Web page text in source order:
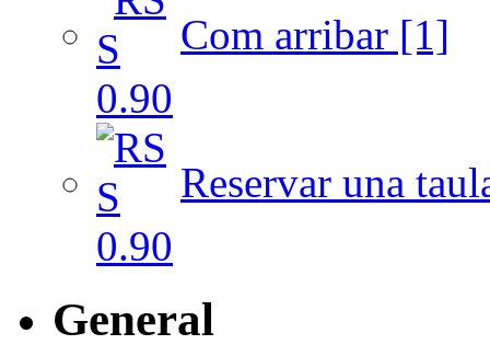
Com arribar [1]
Reservar una
General